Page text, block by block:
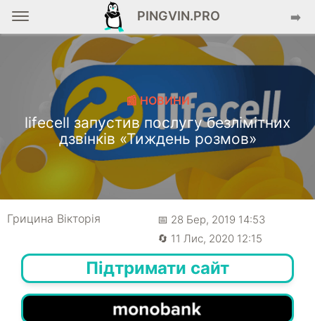
PINGVIN.PRO ➡️
📰 НОВИНИ
lifecell запустив послугу безлімітних
дзвінків «Тиждень розмов»
Грицина Вікторія
📅 28 Бер, 2019 14:53
🔄 11 Лис, 2020 12:15
Підтримати сайт